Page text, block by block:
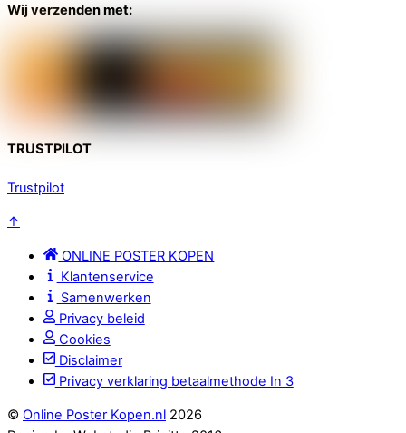
Wij verzenden met:
TRUSTPILOT
Trustpilot
↑
ONLINE POSTER KOPEN
Klantenservice
Samenwerken
Privacy beleid
Cookies
Disclaimer
Privacy verklaring betaalmethode In 3
© Online Poster Kopen.nl 2026